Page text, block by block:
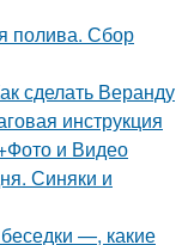
полива. Сбор
сделать Веранду
инструкция
и Видео
Синяки и
—, какие